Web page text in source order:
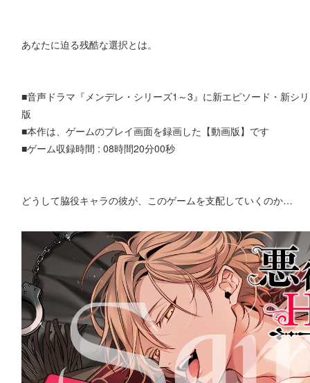
あなたに迫る残酷な選択とは。
■音声ドラマ『メンデレ・シリーズ1～3』に新エピソード・新シ
版
■本作は、ゲームのプレイ画面を録画した【動画版】です
■ゲーム収録時間 : 08時間20分00秒
どうして脇役キャラの彼が、このゲームを支配していくのか…